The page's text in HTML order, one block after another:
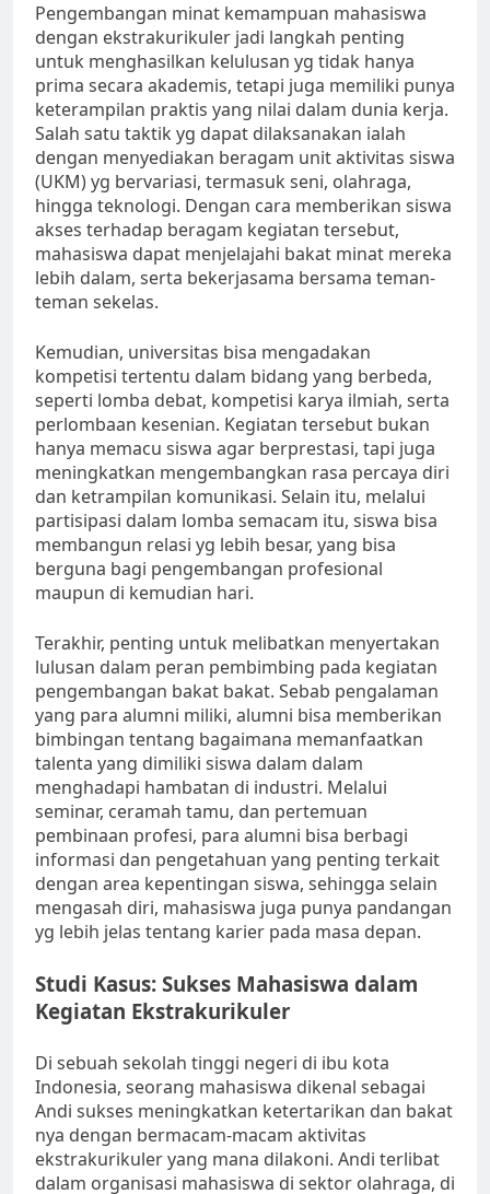
Pengembangan minat kemampuan mahasiswa
dengan ekstrakurikuler jadi langkah penting
untuk menghasilkan kelulusan yg tidak hanya
prima secara akademis, tetapi juga memiliki punya
keterampilan praktis yang nilai dalam dunia kerja.
Salah satu taktik yg dapat dilaksanakan ialah
dengan menyediakan beragam unit aktivitas siswa
(UKM) yg bervariasi, termasuk seni, olahraga,
hingga teknologi. Dengan cara memberikan siswa
akses terhadap beragam kegiatan tersebut,
mahasiswa dapat menjelajahi bakat minat mereka
lebih dalam, serta bekerjasama bersama teman-
teman sekelas.
Kemudian, universitas bisa mengadakan
kompetisi tertentu dalam bidang yang berbeda,
seperti lomba debat, kompetisi karya ilmiah, serta
perlombaan kesenian. Kegiatan tersebut bukan
hanya memacu siswa agar berprestasi, tapi juga
meningkatkan mengembangkan rasa percaya diri
dan ketrampilan komunikasi. Selain itu, melalui
partisipasi dalam lomba semacam itu, siswa bisa
membangun relasi yg lebih besar, yang bisa
berguna bagi pengembangan profesional
maupun di kemudian hari.
Terakhir, penting untuk melibatkan menyertakan
lulusan dalam peran pembimbing pada kegiatan
pengembangan bakat bakat. Sebab pengalaman
yang para alumni miliki, alumni bisa memberikan
bimbingan tentang bagaimana memanfaatkan
talenta yang dimiliki siswa dalam dalam
menghadapi hambatan di industri. Melalui
seminar, ceramah tamu, dan pertemuan
pembinaan profesi, para alumni bisa berbagi
informasi dan pengetahuan yang penting terkait
dengan area kepentingan siswa, sehingga selain
mengasah diri, mahasiswa juga punya pandangan
yg lebih jelas tentang karier pada masa depan.
Studi Kasus: Sukses Mahasiswa dalam
Kegiatan Ekstrakurikuler
Di sebuah sekolah tinggi negeri di ibu kota
Indonesia, seorang mahasiswa dikenal sebagai
Andi sukses meningkatkan ketertarikan dan bakat
nya dengan bermacam-macam aktivitas
ekstrakurikuler yang mana dilakoni. Andi terlibat
dalam organisasi mahasiswa di sektor olahraga, di